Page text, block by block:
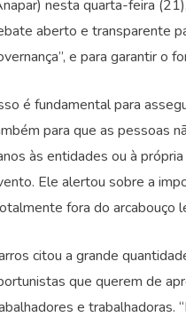
nesta quarta-feira
aberto e transparente
e para garantir o
é fundamental para
para que as pessoas
às entidades ou à
Ele alertou sobre a
fora do arcabouço
citou a grande
que querem de
e trabalhadoras.